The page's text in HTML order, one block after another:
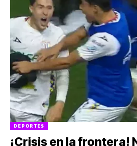
DEPORTES
¡Crisis en la frontera!